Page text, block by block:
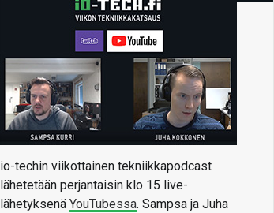
io-techin viikottainen tekniikkapodcast
lähetetään perjantaisin klo 15 live-
lähetyksenä YouTubessa. Sampsa ja Juha